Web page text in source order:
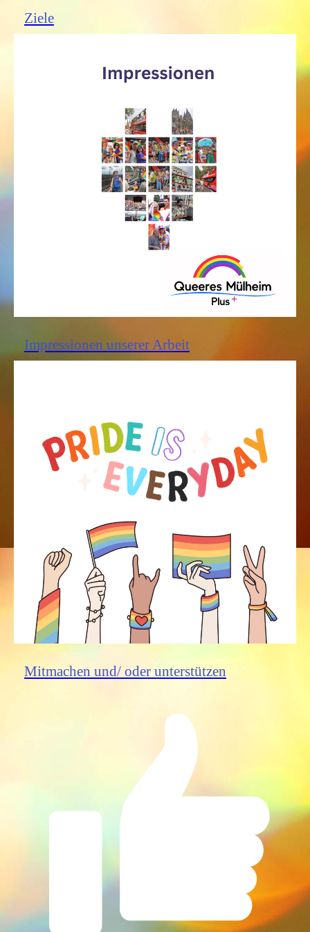
Ziele
Impressionen unserer Arbeit
Mitmachen und/ oder unterstützen